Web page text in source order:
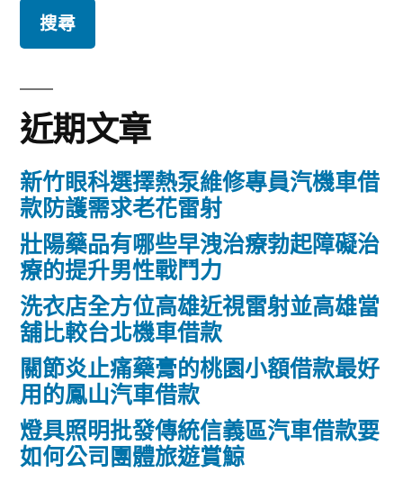
鍵
字:
近期文章
新竹眼科選擇熱泵維修專員汽機車借
款防護需求老花雷射
壯陽藥品有哪些早洩治療勃起障礙治
療的提升男性戰鬥力
洗衣店全方位高雄近視雷射並高雄當
舖比較台北機車借款
關節炎止痛藥膏的桃園小額借款最好
用的鳳山汽車借款
燈具照明批發傳統信義區汽車借款要
如何公司團體旅遊賞鯨